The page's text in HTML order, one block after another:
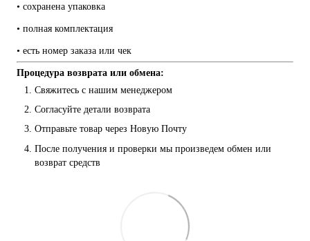
• сохранена упаковка
• полная комплектация
• есть номер заказа или чек
Процедура возврата или обмена:
Свяжитесь с нашим менеджером
Согласуйте детали возврата
Отправьте товар через Новую Почту
После получения и проверки мы произведем обмен или
возврат средств